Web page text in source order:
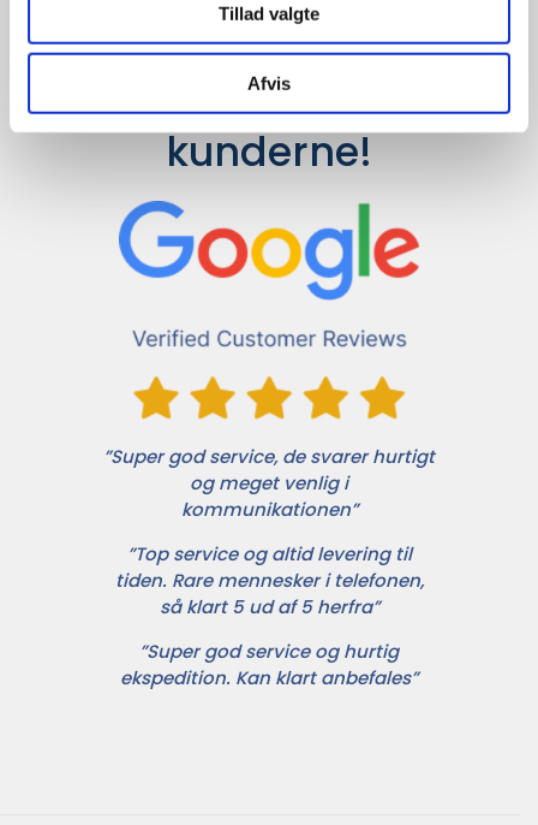
Tillad valgte
Afvis
Det siger
kunderne!
”Super god service, de svarer hurtigt
og meget venlig i
kommunikationen”
”Top service og altid levering til
tiden. Rare mennesker i telefonen,
så klart 5 ud af 5 herfra”
”Super god service og hurtig
ekspedition. Kan klart anbefales”